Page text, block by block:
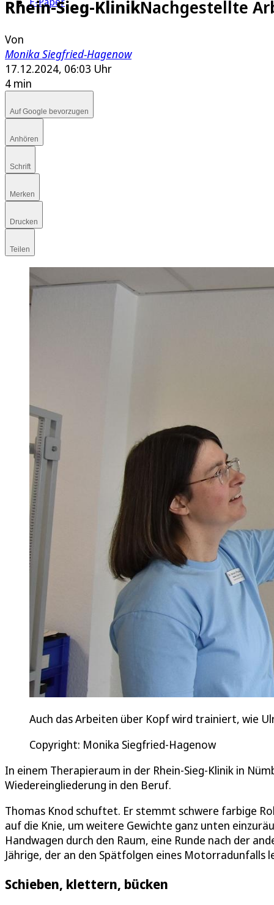
Rhein-Sieg-KlinikNachgestellte
Von
Monika Siegfried-Hagenow
17.12.2024, 06:03 Uhr
4 min
Auf Google bevorzugen
Anhören
Schrift
Merken
Drucken
Teilen
Auch das Arbeiten über Kopf wird trainiert, wie
Copyright: Monika Siegfried-Hagenow
In einem Therapieraum in der Rhein-Sieg-Klinik in
Wiedereingliederung in den Beruf.
Thomas Knod schuftet. Er stemmt schwere farbige
auf die Knie, um weitere Gewichte ganz unten
Handwagen durch den Raum, eine Runde nach der
Jährige, der an den Spätfolgen eines Motorradunfalls
Schieben, klettern, bücken